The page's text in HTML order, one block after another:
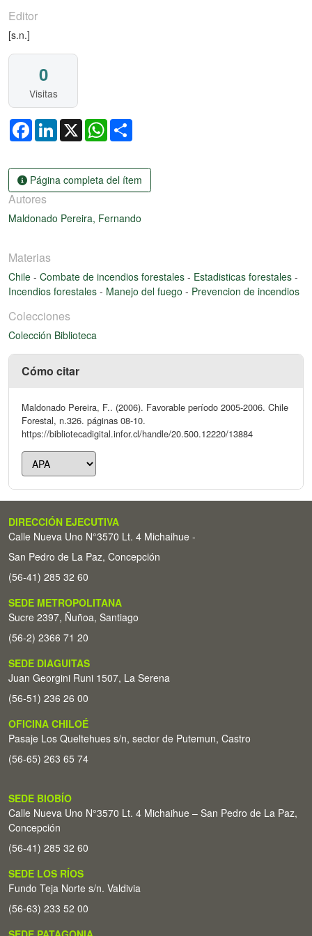
Editor
[s.n.]
0
Visitas
FacebookLinkedIn
X WhatsApp
Página completa del ítem
Autores
Maldonado Pereira, Fernando
Materias
Chile - Combate de incendios forestales - Estadisticas forestales -
Incendios forestales - Manejo del fuego - Prevencion de incendios
Colecciones
Colección Biblioteca
Cómo citar
Maldonado Pereira, F.. (2006). Favorable período 2005-2006. Chile
Forestal, n.326. páginas 08-10.
https://bibliotecadigital.infor.cl/handle/20.500.12220/13884
DIRECCIÓN EJECUTIVA
Calle Nueva Uno N°3570 Lt. 4 Michaihue -
San Pedro de La Paz, Concepción
(56-41) 285 32 60
SEDE METROPOLITANA
Sucre 2397, Ñuñoa, Santiago
(56-2) 2366 71 20
SEDE DIAGUITAS
Juan Georgini Runi 1507, La Serena
(56-51) 236 26 00
OFICINA CHILOÉ
Pasaje Los Queltehues s/n, sector de Putemun, Castro
(56-65) 263 65 74
SEDE BIOBÍO
Calle Nueva Uno N°3570 Lt. 4 Michaihue – San Pedro de La Paz,
Concepción
(56-41) 285 32 60
SEDE LOS RÍOS
Fundo Teja Norte s/n. Valdivia
(56-63) 233 52 00